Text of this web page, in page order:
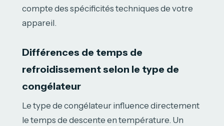
compte des spécificités techniques de votre
appareil.
Différences de temps de
refroidissement selon le type de
congélateur
Le type de congélateur influence directement
le temps de descente en température. Un